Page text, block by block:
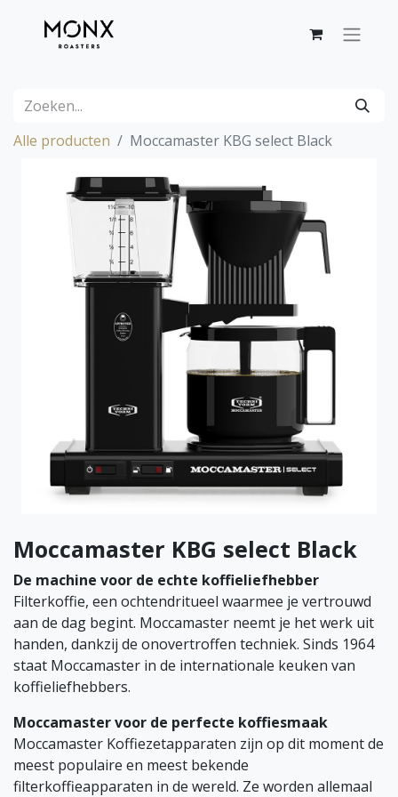
Alle producten Moccamaster KBG select Black
Moccamaster KBG select Black
De machine voor de echte koffieliefhebber
Filterkoffie, een ochtendritueel waarmee je vertrouwd
aan de dag begint. Moccamaster neemt je het werk uit
handen, dankzij de onovertroffen techniek. Sinds 1964
staat Moccamaster in de internationale keuken van
koffieliefhebbers.
Moccamaster voor de perfecte koffiesmaak
Moccamaster Koffiezetapparaten zijn op dit moment de
meest populaire en meest bekende
filterkoffieapparaten in de wereld. Ze worden allemaal